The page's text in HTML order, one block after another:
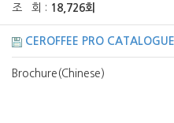
조 회 : 18,726회
CEROFFEE PRO
Brochure(Chinese)